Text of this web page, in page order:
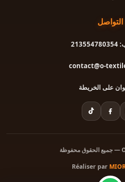
التواصل
على الخريطة
Réaliser par